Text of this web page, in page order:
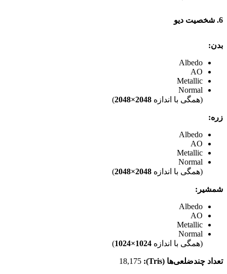
6. شخصیت دیو
بدن:
Albedo
AO
Metallic
Normal
(همگی با اندازه 2048×2048
)
زره:
Albedo
AO
Metallic
Normal
(همگی با اندازه 2048×2048
)
شمشیر:
Albedo
AO
Metallic
Normal
(همگی با اندازه 1024×1024
)
تعداد چندضلعی‌ها (Tris):